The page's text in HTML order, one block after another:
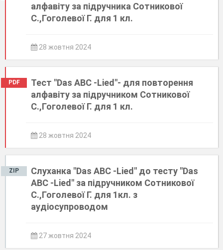
алфавіту за підручника Сотникової
С.,Гоголевої Г. для 1 кл.
28 жовтня 2024
PDF
Тест "Das ABC -Lied"- для повторення
алфавіту за підручником Сотникової
С.,Гоголевої Г. для 1 кл.
28 жовтня 2024
ZIP
Слуханка "Das ABC -Lied" до тесту "Das
ABC -Lied" за підручником Сотникової
С.,Гоголевої Г. для 1кл. з
аудіосупроводом
27 жовтня 2024